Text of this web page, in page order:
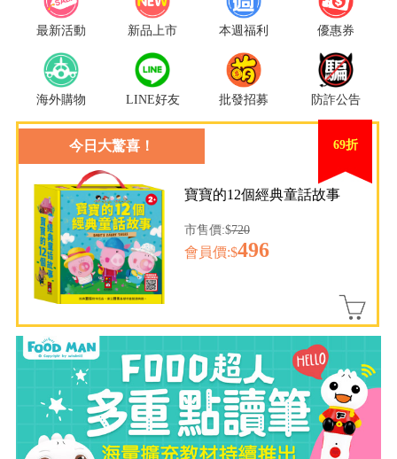
最新活動 新品上市 本週福利 優惠券
海外購物 LINE好友 批發招募 防詐公告
今日大驚喜！ 69折
寶寶的12個經典童話故事
市售價:$720
會員價:$496